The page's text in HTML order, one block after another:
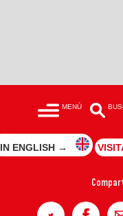
MENÚ
IN ENGLISH →